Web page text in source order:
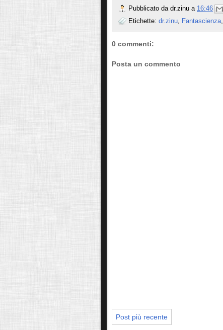
Pubblicato da dr.zinu a 16:46
Etichette: dr.zinu, Fantascienza,
0 commenti:
Posta un commento
Post più recente